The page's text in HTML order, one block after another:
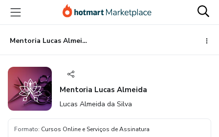
para
conteúdo
principal
para
pagamento
para
rodapé
Mentoria Lucas Almeida
Mentoria Lucas Almeida
Lucas Almeida da Silva
Formato: Cursos Online e Serviços de Assinatura